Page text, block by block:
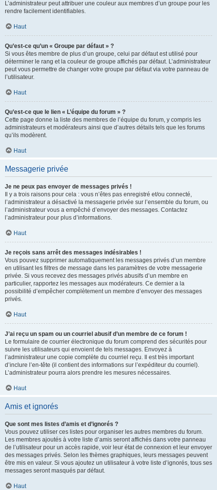
L’administrateur peut attribuer une couleur aux membres d’un groupe pour les
rendre facilement identifiables.
Haut
Qu’est-ce qu’un « Groupe par défaut » ?
Si vous êtes membre de plus d’un groupe, celui par défaut est utilisé pour
déterminer le rang et la couleur de groupe affichés par défaut. L’administrateur
peut vous permettre de changer votre groupe par défaut via votre panneau de
l’utilisateur.
Haut
Qu’est-ce que le lien « L’équipe du forum » ?
Cette page donne la liste des membres de l’équipe du forum, y compris les
administrateurs et modérateurs ainsi que d’autres détails tels que les forums
qu’ils modèrent.
Haut
Messagerie privée
Je ne peux pas envoyer de messages privés !
Il y a trois raisons pour cela : vous n’êtes pas enregistré et/ou connecté,
l’administrateur a désactivé la messagerie privée sur l’ensemble du forum, ou
l’administrateur vous a empêché d’envoyer des messages. Contactez
l’administrateur pour plus d’informations.
Haut
Je reçois sans arrêt des messages indésirables !
Vous pouvez supprimer automatiquement les messages privés d’un membre
en utilisant les filtres de message dans les paramètres de votre messagerie
privée. Si vous recevez des messages privés abusifs d’un membre en
particulier, rapportez les messages aux modérateurs. Ce dernier a la
possibilité d’empêcher complètement un membre d’envoyer des messages
privés.
Haut
J’ai reçu un spam ou un courriel abusif d’un membre de ce forum !
Le formulaire de courrier électronique du forum comprend des sécurités pour
suivre les utilisateurs qui envoient de tels messages. Envoyez à
l’administrateur une copie complète du courriel reçu. Il est très important
d’inclure l’en-tête (il contient des informations sur l’expéditeur du courriel).
L’administrateur pourra alors prendre les mesures nécessaires.
Haut
Amis et ignorés
Que sont mes listes d’amis et d’ignorés ?
Vous pouvez utiliser ces listes pour organiser les autres membres du forum.
Les membres ajoutés à votre liste d’amis seront affichés dans votre panneau
de l’utilisateur pour un accès rapide, voir leur état de connexion et leur envoyer
des messages privés. Selon les thèmes graphiques, leurs messages peuvent
être mis en valeur. Si vous ajoutez un utilisateur à votre liste d’ignorés, tous ses
messages seront masqués par défaut.
Haut